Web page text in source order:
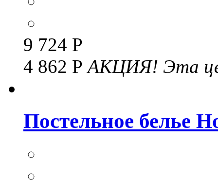
9 724 Р
4 862 РАКЦИЯ! Эта
Постельное белье